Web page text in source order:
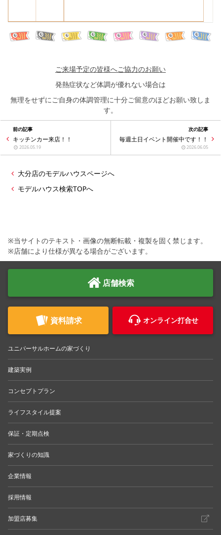
ご来場予定の皆様へご協力のお願い
発熱症状など体調が優れない場合は
無理をせずにご自身の体調管理に十分ご留意のほどお願い致しま
す。
前の記事
キッチンカー来店！！
2026.05.19
次の記事
毎週土日イベント開催中です！！
2026.06.05
大分店のモデルハウスページへ
モデルハウス検索TOPへ
※当サイトのテキスト・画像の無断転載・複製を固く禁じます。
※店舗により仕様が異なる場合がございます。
店舗検索
資料請求 オンライン打合せ
ユニバーサルホームの家づくり
建築実例
コンセプトプラン
ライフスタイル提案
保証・定期点検
家づくりの知識
企業情報
採用情報
加盟店募集